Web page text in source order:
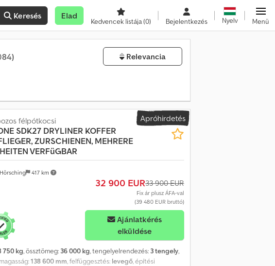
Keresés Elad
Kedvencek listája(0) Bejelentkezés Nyelv Menü
Relevancia
Apróhirdetés
417 km
félpótkocsi
SDK27 DRYLINER KOFFER
ZURSCHIENEN, MEHRERE
VERFüGBAR
32 900 EUR33 900 EUR
Fix ár plusz ÁFA-val
(39 480 EUR bruttó)
Ajánlatkérés
elküldése
750 kg, össztömeg: 36 000 kg, tengelyelrendezés: 3 tengely,
138 600 mm , felfüggesztés: levegő , építési